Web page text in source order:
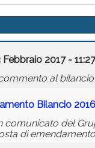
Febbraio 2017 - 11:27
al
Bilancio 2016
del
di